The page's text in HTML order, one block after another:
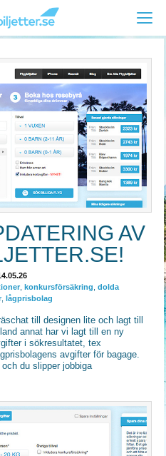
AV
,konkursförsäkring ,dolda
,lågprisbolag
till designen lite och lagt till
annat har vi lagt till en ny
i sökresultatet, tex
avgifter för bagage.
du slipper jobbiga